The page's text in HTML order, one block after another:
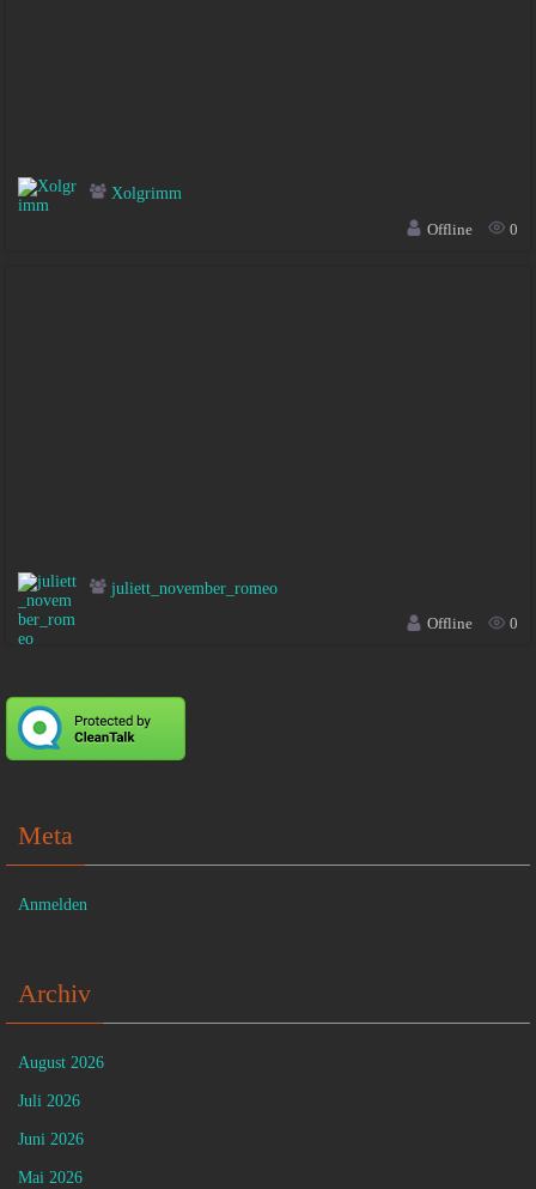
Xolgrimm
Offline
0
juliett_november_romeo
Offline
0
Meta
Anmelden
Archiv
August 2026
Juli 2026
Juni 2026
Mai 2026